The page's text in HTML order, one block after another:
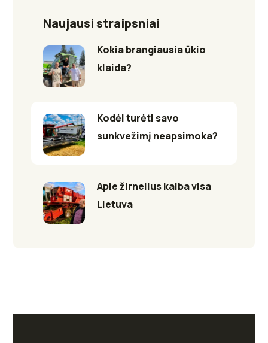
Naujausi straipsniai
Kokia brangiausia ūkio
klaida?
Kodėl turėti savo
sunkvežimį neapsimoka?
Apie žirnelius kalba visa
Lietuva